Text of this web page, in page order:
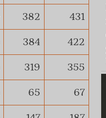
382 431
384 422
319 355
65 67